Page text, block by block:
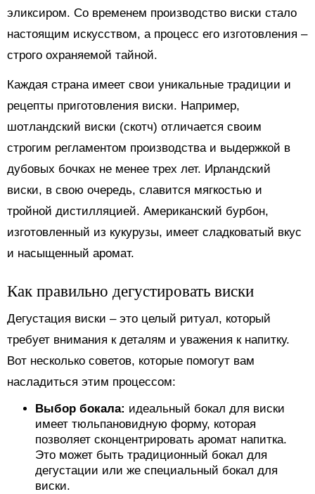
эликсиром. Со временем производство виски стало
настоящим искусством, а процесс его изготовления –
строго охраняемой тайной.
Каждая страна имеет свои уникальные традиции и
рецепты приготовления виски. Например,
шотландский виски (скотч) отличается своим
строгим регламентом производства и выдержкой в
дубовых бочках не менее трех лет. Ирландский
виски, в свою очередь, славится мягкостью и
тройной дистилляцией. Американский бурбон,
изготовленный из кукурузы, имеет сладковатый вкус
и насыщенный аромат.
Как правильно дегустировать виски
Дегустация виски – это целый ритуал, который
требует внимания к деталям и уважения к напитку.
Вот несколько советов, которые помогут вам
насладиться этим процессом:
Выбор бокала: идеальный бокал для виски
имеет тюльпановидную форму, которая
позволяет сконцентрировать аромат напитка.
Это может быть традиционный бокал для
дегустации или же специальный бокал для
виски.